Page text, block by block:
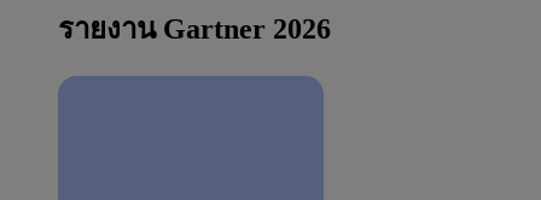
รายงาน Gartner 2026